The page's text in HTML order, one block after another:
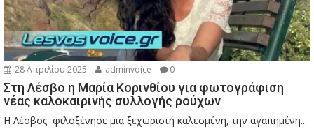
28 Απριλίου 2025 adminvoice 0
Στη Λέσβο η Μαρία Κορινθίου για φωτογράφιση
νέας καλοκαιρινής συλλογής ρούχων
Η Λέσβος φιλοξένησε μια ξεχωριστή καλεσμένη, την αγαπημένη...